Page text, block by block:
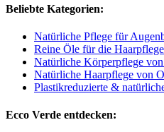
Beliebte Kategorien:
Natürliche Pflege für
Reine Öle für die Haarpflege
Natürliche Körperpflege
Natürliche Haarpflege von
Plastikreduzierte &
Ecco Verde entdecken: